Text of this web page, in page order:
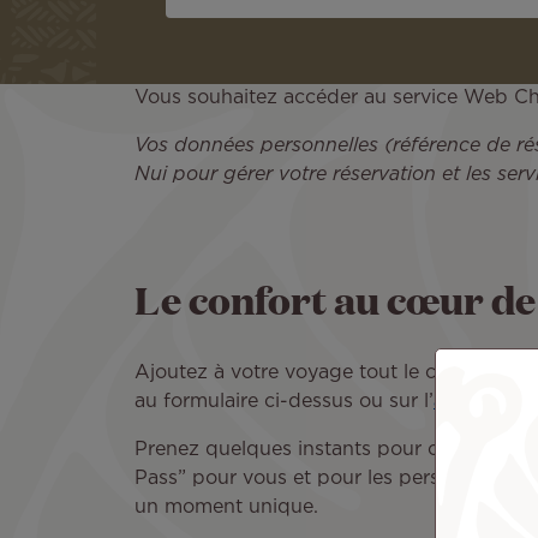
Vous souhaitez accéder au service Web
Vos données personnelles (référence de
Nui pour gérer votre réservation et les
Le confort au cœur
Ajoutez à votre voyage tout le confort
au formulaire ci-dessus ou sur l’
Prenez quelques instants pour choisir un
Pass” pour vous et pour les personnes
un moment unique.